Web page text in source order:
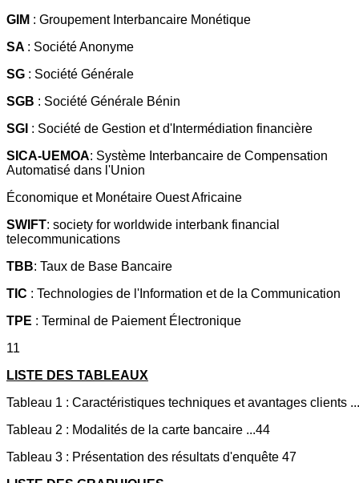
GIM : Groupement Interbancaire Monétique
SA : Société Anonyme
SG : Société Générale
SGB : Société Générale Bénin
SGI : Société de Gestion et d'Intermédiation financière
SICA-UEMOA: Système Interbancaire de Compensation
Automatisé dans l'Union
Économique et Monétaire Ouest Africaine
SWIFT: society for worldwide interbank financial
telecommunications
TBB: Taux de Base Bancaire
TIC : Technologies de l'Information et de la Communication
TPE : Terminal de Paiement Électronique
11
LISTE DES TABLEAUX
Tableau 1 : Caractéristiques techniques et avantages clients
Tableau 2 : Modalités de la carte bancaire ...44
Tableau 3 : Présentation des résultats d'enquête 47